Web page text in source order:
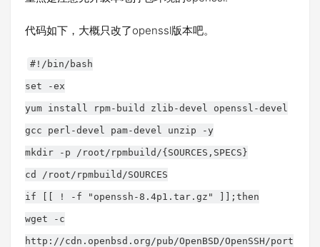
代码如下，大概只改了openssl版本吧。
#!/bin/bash
set -ex
yum install rpm-build zlib-devel openssl-devel
gcc perl-devel pam-devel unzip -y
mkdir -p /root/rpmbuild/{SOURCES,SPECS}
cd /root/rpmbuild/SOURCES
if [[ ! -f "openssh-8.4p1.tar.gz" ]];then
wget -c
http://cdn.openbsd.org/pub/OpenBSD/OpenSSH/port